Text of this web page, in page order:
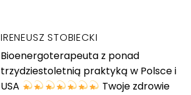
IRENEUSZ STOBIECKI
Bioenergoterapeuta z ponad
trzydziestoletnią praktyką w Polsce i
USA
Twoje zdrowie